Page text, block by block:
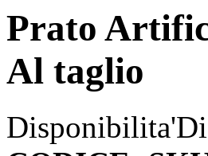
Prato
Al taglio
Disponibilita'